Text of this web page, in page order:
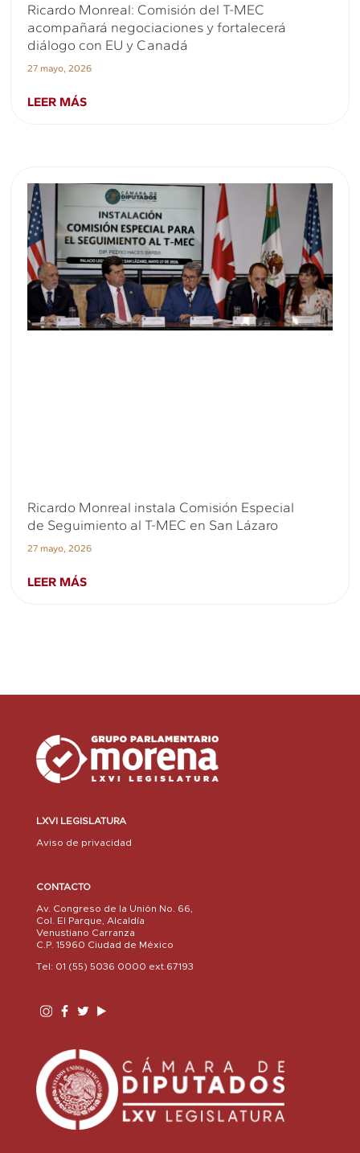
Ricardo Monreal: Comisión del T-MEC
acompañará negociaciones y fortalecerá
diálogo con EU y Canadá
27 mayo, 2026
LEER MÁS
Ricardo Monreal instala Comisión Especial
de Seguimiento al T-MEC en San Lázaro
27 mayo, 2026
LEER MÁS
LXVI LEGISLATURA
Aviso de privacidad
CONTACTO
Av. Congreso de la Unión No. 66,
Col. El Parque, Alcaldía
Venustiano Carranza
C.P. 15960 Ciudad de México
Tel: 01 (55) 5036 0000 ext.67193